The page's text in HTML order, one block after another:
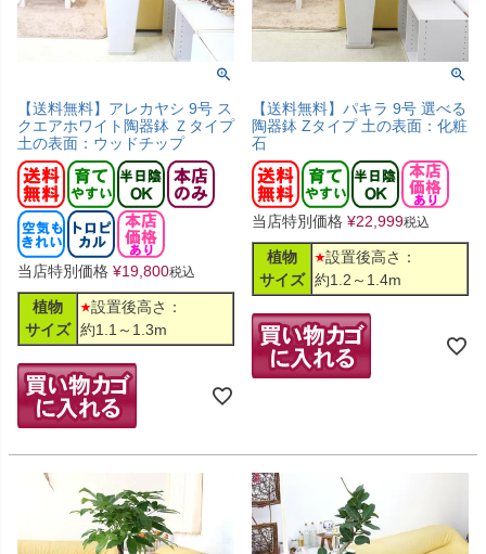
【送料無料】アレカヤシ 9号 ス
クエアホワイト陶器鉢 Ｚタイプ
土の表面：ウッドチップ
当店特別価格 ¥19,800税込
植物
サイズ
設置後高さ：
約1.1～1.3m
【送料無料】パキラ 9号 選べる
陶器鉢 Zタイプ 土の表面：化粧
石
当店特別価格 ¥22,999税込
植物
サイズ
設置後高さ：
約1.2～1.4m